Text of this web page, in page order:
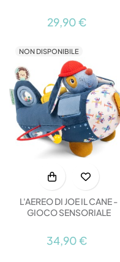
29,90 €
NON DISPONIBILE
L'AEREO DI JOE IL CANE -
GIOCO SENSORIALE
34,90 €